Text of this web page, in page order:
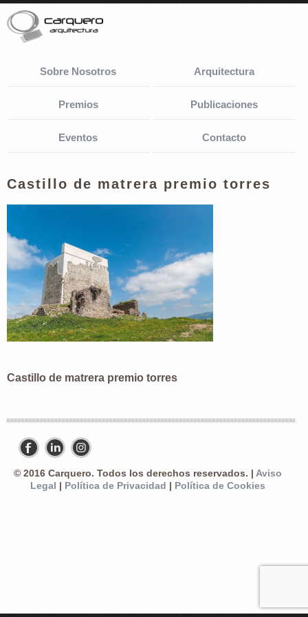
Sobre Nosotros Arquitectura
Premios Publicaciones
Eventos Contacto
Castillo de matrera premio torres
Castillo de matrera premio torres
© 2016 Carquero. Todos los derechos reservados. | Aviso
Legal | Política de Privacidad | Política de Cookies